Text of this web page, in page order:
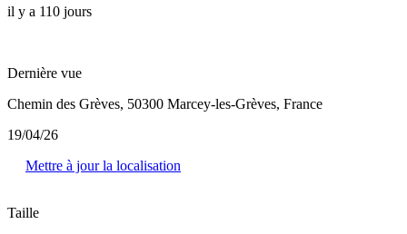
il y a 110 jours
Dernière vue
Chemin des Grèves, 50300 Marcey-les-Grèves, France
19/04/26
Mettre à jour la localisation
Taille